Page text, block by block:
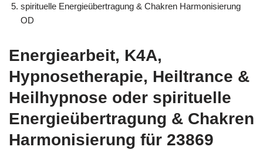
spirituelle Energieübertragung & Chakren Harmonisierung
OD
Energiearbeit, K4A,
Hypnosetherapie, Heiltrance &
Heilhypnose oder spirituelle
Energieübertragung & Chakren
Harmonisierung für 23869